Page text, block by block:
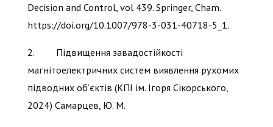
Decision and Control, vol 439. Springer, Cham.
https://doi.org/10.1007/978-3-031-40718-5_1.
2. Підвищення завадостійкості
магнітоелектричних систем виявлення рухомих
підводних об’єктів (КПІ ім. Ігоря Сікорського,
2024) Самарцев, Ю. М.